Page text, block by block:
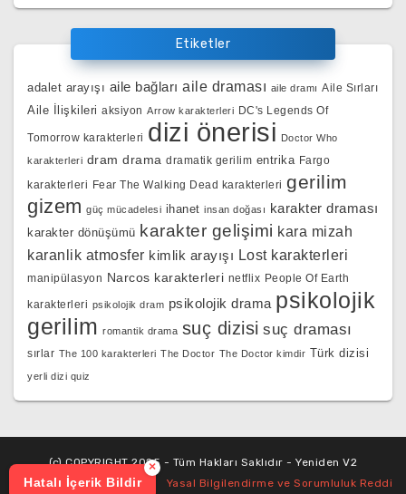
Etiketler
adalet arayışı aile bağları aile draması aile dramı Aile Sırları
Aile İlişkileri aksiyon Arrow karakterleri DC's Legends Of
Tomorrow karakterleri dizi önerisi Doctor Who
karakterleri dram drama dramatik gerilim entrika Fargo
karakterleri Fear The Walking Dead karakterleri gerilim
gizem güç mücadelesi ihanet insan doğası karakter draması
karakter dönüşümü karakter gelişimi kara mizah
karanlik atmosfer kimlik arayışı Lost karakterleri
manipülasyon Narcos karakterleri netflix People Of Earth
karakterleri psikolojik dram psikolojik drama psikolojik
gerilim romantik drama suç dizisi suç draması
sırlar The 100 karakterleri The Doctor The Doctor kimdir Türk dizisi
yerli dizi quiz
(c) COPYRIGHT 2025 - Tüm Hakları Saklıdır - Yeniden V2
Yasal Bilgilendirme ve Sorumluluk Reddi
Hatalı İçerik Bildir
×